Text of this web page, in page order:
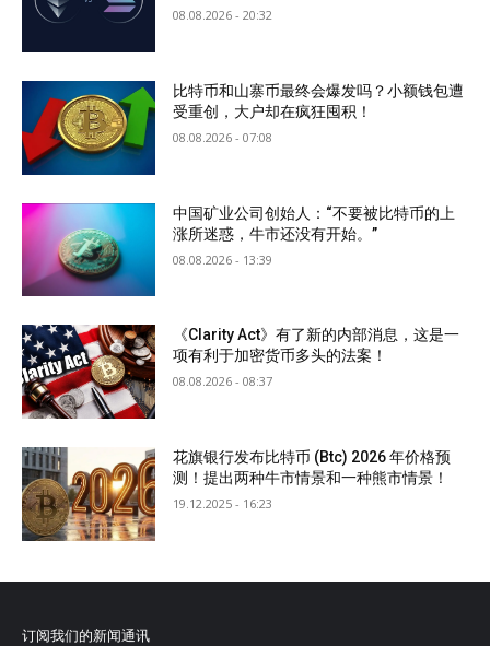
08.08.2026 - 20:32
比特币和山寨币最终会爆发吗？小额钱包遭
受重创，大户却在疯狂囤积！
08.08.2026 - 07:08
中国矿业公司创始人：“不要被比特币的上
涨所迷惑，牛市还没有开始。”
08.08.2026 - 13:39
《Clarity Act》有了新的内部消息，这是一
项有利于加密货币多头的法案！
08.08.2026 - 08:37
花旗银行发布比特币 (Btc) 2026 年价格预
测！提出两种牛市情景和一种熊市情景！
19.12.2025 - 16:23
订阅我们的新闻通讯